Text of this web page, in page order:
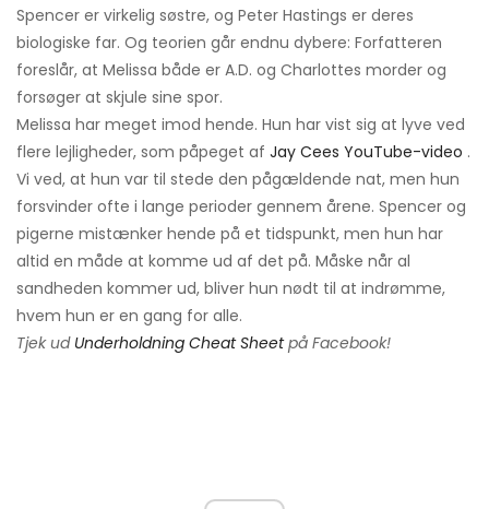
Spencer er virkelig søstre, og Peter Hastings er deres
biologiske far. Og teorien går endnu dybere: Forfatteren
foreslår, at Melissa både er A.D. og Charlottes morder og
forsøger at skjule sine spor.
Melissa har meget imod hende. Hun har vist sig at lyve ved
flere lejligheder, som påpeget af Jay Cees YouTube-video .
Vi ved, at hun var til stede den pågældende nat, men hun
forsvinder ofte i lange perioder gennem årene. Spencer og
pigerne mistænker hende på et tidspunkt, men hun har
altid en måde at komme ud af det på. Måske når al
sandheden kommer ud, bliver hun nødt til at indrømme,
hvem hun er en gang for alle.
Tjek ud Underholdning Cheat Sheet på Facebook!